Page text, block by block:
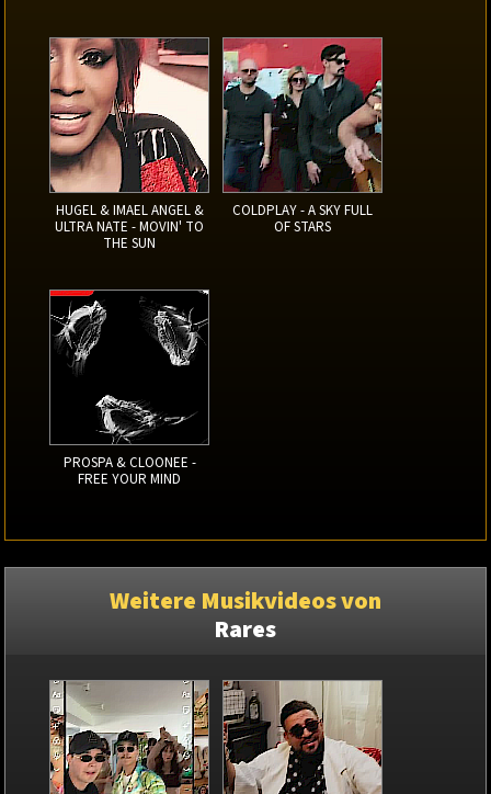
HUGEL & IMAEL ANGEL &
ULTRA NATE - MOVIN' TO
THE SUN
COLDPLAY - A SKY FULL
OF STARS
PROSPA & CLOONEE -
FREE YOUR MIND
Weitere Musikvideos von
Rares